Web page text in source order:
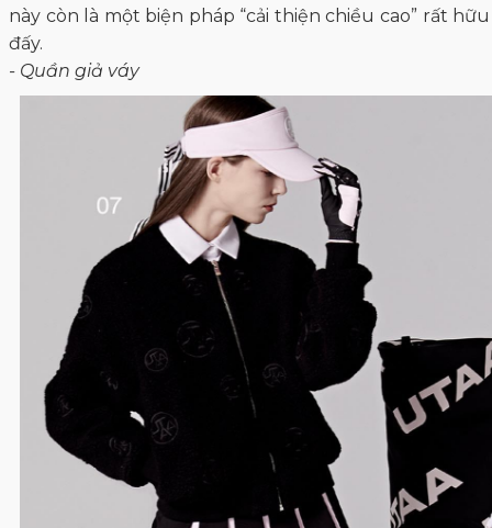
này còn là một biện pháp “cải thiện chiều cao” rất
đấy.
- Quần giả váy